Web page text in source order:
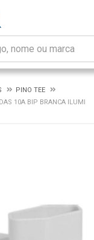
PINO TEE
10A BIP BRANCA ILUMI